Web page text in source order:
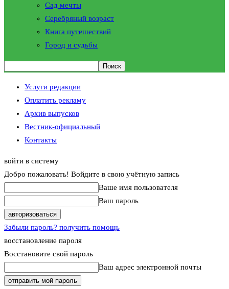
Сад мечты
Серебряный возраст
Книга путешествий
Город и судьбы
Услуги редакции
Оплатить рекламу
Архив выпусков
Вестник-официальный
Контакты
войти в систему
Добро пожаловать! Войдите в свою учётную запись
Ваше имя пользователя
Ваш пароль
Забыли пароль? получить помощь
восстановление пароля
Восстановите свой пароль
Ваш адрес электронной почты